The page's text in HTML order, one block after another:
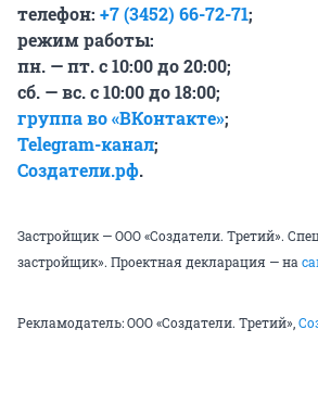
телефон: +7 (3452) 66-72-71;
режим работы:
пн. — пт. с 10:00 до 20:00;
сб. — вс. с 10:00 до 18:00;
группа во «ВКонтакте»;
Telegram-канал;
Создатели.рф.
Застройщик — ООО «Создатели. Третий».
застройщик». Проектная декларация — на
Рекламодатель: ООО «Создатели. Третий»,